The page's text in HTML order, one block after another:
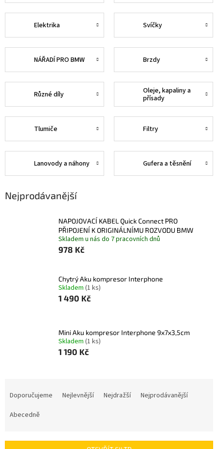
Elektrika Svíčky
NÁŘADÍ PRO BMW Brzdy
Různé díly
Oleje, kapaliny a
přísady
Tlumiče Filtry
Lanovody a náhony Gufera a těsnění
Nejprodávanější
NAPOJOVACÍ KABEL Quick Connect PRO
PŘIPOJENÍ K ORIGINÁLNÍMU ROZVODU BMW
Skladem u nás do 7 pracovních dnů
978 Kč
Chytrý Aku kompresor Interphone
Skladem (1 ks)
1 490 Kč
Mini Aku kompresor Interphone 9x7x3,5cm
Skladem (1 ks)
1 190 Kč
Doporučujeme Nejlevnější Nejdražší
Nejprodávanější
Abecedně